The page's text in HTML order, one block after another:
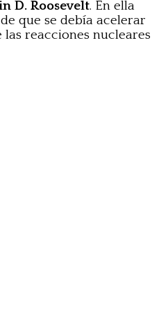
D. Roosevelt. En ella
que se debía acelerar
las reacciones nucleares